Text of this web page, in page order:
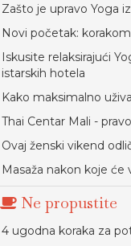
Zašto je upravo Yoga
Novi početak:
Iskusite relaksirajući
istarskih hotela
Kako maksimalno
Thai Centar Mali -
Ovaj ženski vikend
Masaža nakon koje
Ne propustite
4 ugodna koraka za